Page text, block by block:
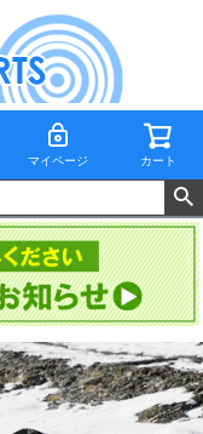
マイページ カート